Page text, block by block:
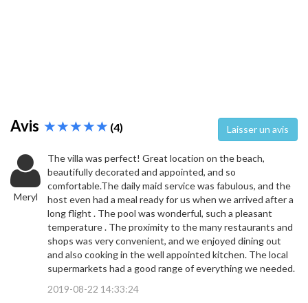
Avis (4) Laisser un avis
Meryl
The villa was perfect! Great location on the beach,
beautifully decorated and appointed, and so
comfortable.The daily maid service was fabulous, and the
host even had a meal ready for us when we arrived after a
long flight . The pool was wonderful, such a pleasant
temperature . The proximity to the many restaurants and
shops was very convenient, and we enjoyed dining out
and also cooking in the well appointed kitchen. The local
supermarkets had a good range of everything we needed.
2019-08-22 14:33:24